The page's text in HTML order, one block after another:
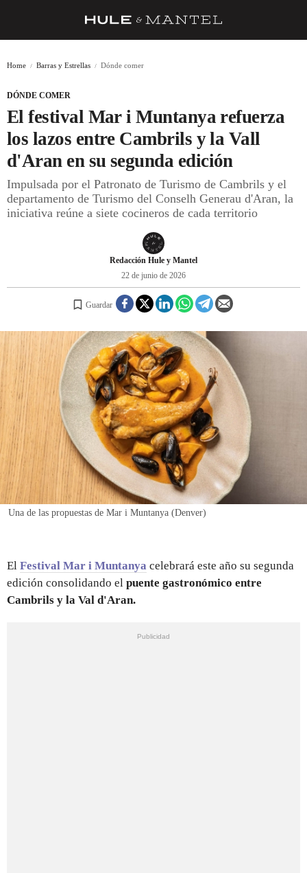
BARRAS Y ESTRELLAS
DÓNDE COMER
ÍDOLOS DE MESAS
CUADERNO DE VIAJE
REGISTRO
INICIAR SESIÓN
Home Barras y Estrellas Dónde comer
DÓNDE COMER
El festival Mar i Muntanya refuerza
los lazos entre Cambrils y la Vall
d'Aran en su segunda edición
Impulsada por el Patronato de Turismo de Cambrils y el
departamento de Turismo del Conselh Generau d'Aran, la
iniciativa reúne a siete cocineros de cada territorio
Redacción Hule y Mantel
22 de junio de 2026
Guardar
Una de las propuestas de Mar i Muntanya (Denver)
El Festival Mar i Muntanya celebrará este año su segunda
edición consolidando el puente gastronómico entre
Cambrils y la Val d'Aran.